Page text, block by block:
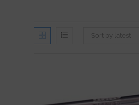
Sort by latest